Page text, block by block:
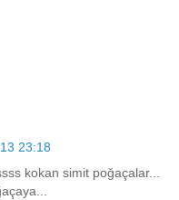
23:18
kokan simit poğaçalar...